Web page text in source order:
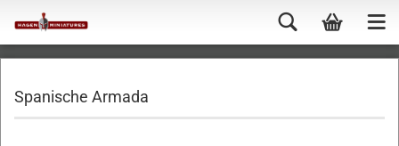
Spanische Armada